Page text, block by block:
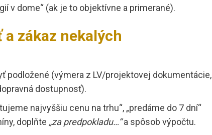
v dome“ (ak je to objektívne a primerané).
zákaz nekalých
podložené (výmera z LV/projektovej dokumentácie,
dostupnosť).
najvyššiu cenu na trhu“, „predáme do 7 dní“
doplňte „za predpokladu…“a spôsob výpočtu.